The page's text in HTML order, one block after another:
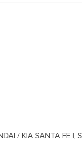
/ KIA SANTA FE I,